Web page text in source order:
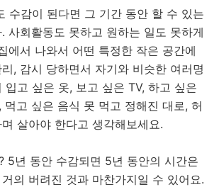
수감이 된다면 그 기간 동안 할 수 있는
사회활동도 못하고 원하는 일도 못하게
에서 나와서 어떤 특정한 작은 공간에
, 감시 당하면서 자기와 비슷한 여러명
입고 싶은 옷, 보고 싶은 TV, 하고 싶은
먹고 싶은 음식 못 먹고 정해진 대로, 허
살아야 한다고 생각해보세요.
5년 동안 수감되면 5년 동안의 시간은
의 버려진 것과 마찬가지일 수 있어요.